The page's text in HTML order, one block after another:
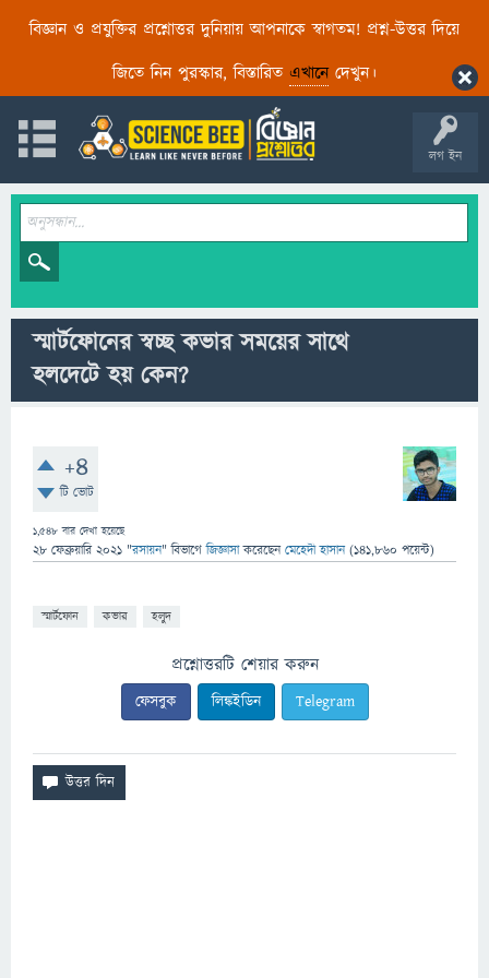
বিজ্ঞান ও প্রযুক্তির প্রশ্নোত্তর দুনিয়ায় আপনাকে স্বাগতম! প্রশ্ন-উত্তর দিয়ে
জিতে নিন পুরস্কার, বিস্তারিত এখানেদেখুন।
লগ ইন
স্মার্টফোনের স্বচ্ছ কভার সময়ের সাথে
হলদেটে হয় কেন?
+4
টি ভোট
1,548 বার দেখা হয়েছে
28 ফেব্রুয়ারি 2021 "রসায়ন" বিভাগে জিজ্ঞাসাকরেছেনমেহেদী হাসান (141,860 পয়েন্ট)
স্মার্টফোন কভার হলুদ
প্রশ্নোত্তরটি শেয়ার করুন
ফেসবুক লিঙ্কইডিন Telegram